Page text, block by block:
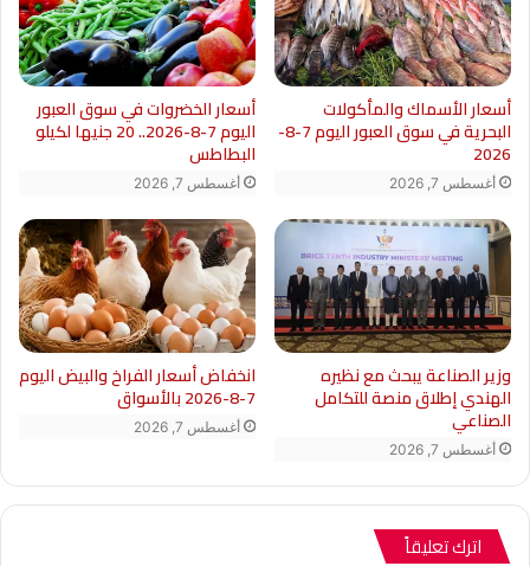
أسعار الأسماك والمأكولات
البحرية في سوق العبور اليوم 7-8-
2026
أغسطس 7, 2026
أسعار الخضروات في سوق العبور
اليوم 7-8-2026.. 20 جنيها لكيلو
البطاطس
أغسطس 7, 2026
وزير الصناعة يبحث مع نظيره
الهندي إطلاق منصة للتكامل
الصناعي
أغسطس 7, 2026
انخفاض أسعار الفراخ والبيض اليوم
7-8-2026 بالأسواق
أغسطس 7, 2026
اترك تعليقاً